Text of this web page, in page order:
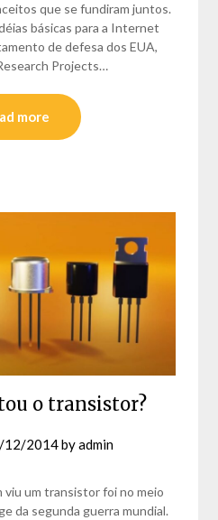
que se fundiram juntos.
básicas para a Internet
de defesa dos EUA,
Projects…
more
o transistor?
12/2014byadmin
viu um transistor foi no meio
da segunda guerra mundial.